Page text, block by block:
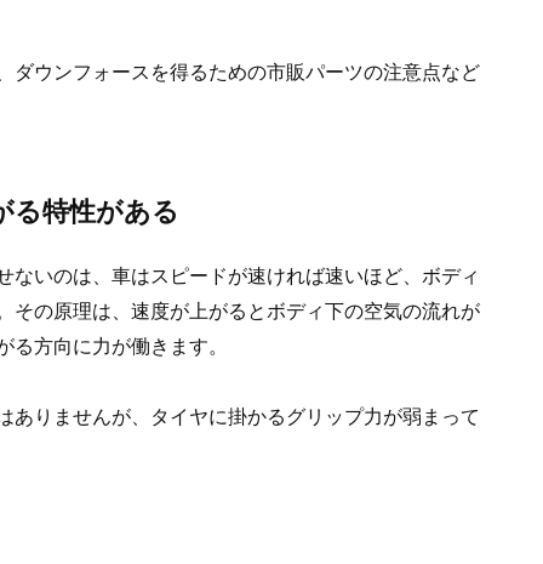
ダウンフォースを得るための市販パーツの注意点など
る特性がある
いのは、車はスピードが速ければ速いほど、ボディ
その原理は、速度が上がるとボディ下の空気の流れが
方向に力が働きます。
ありませんが、タイヤに掛かるグリップ力が弱まって